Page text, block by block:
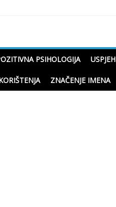
PSIHOLOGIJA USPJEH
ZNAČENJE IMENA